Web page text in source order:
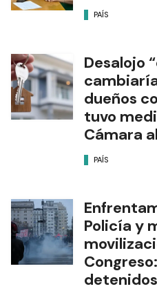
PAÍS
Desalojo
dueños
tuvo
Cámara
PAÍS
Policía y
detenidos